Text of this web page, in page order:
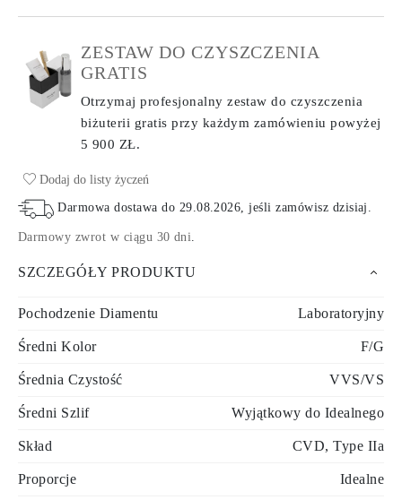
ZESTAW DO CZYSZCZENIA
GRATIS
Otrzymaj profesjonalny zestaw do czyszczenia
biżuterii gratis przy każdym zamówieniupowyżej
5 900 ZŁ.
Dodaj do listy życzeń
Darmowa dostawa do 29.08.2026, jeśli zamówisz dzisiaj .
Darmowy zwrot w ciągu 30 dni.
SZCZEGÓŁY PRODUKTU
Pochodzenie Diamentu Laboratoryjny
Średni Kolor F/G
Średnia Czystość VVS/VS
Średni Szlif Wyjątkowy do Idealnego
Skład CVD, Type IIa
Proporcje Idealne